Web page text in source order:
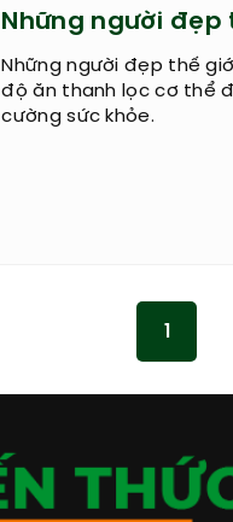
Những người
Những người đẹp thế
độ ăn thanh lọc cơ thể
cường sức khỏe.